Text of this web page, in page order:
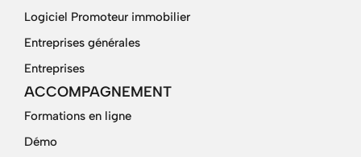
Logiciel Promoteur immobilier
Entreprises générales
Entreprises
ACCOMPAGNEMENT
Formations en ligne
Démo